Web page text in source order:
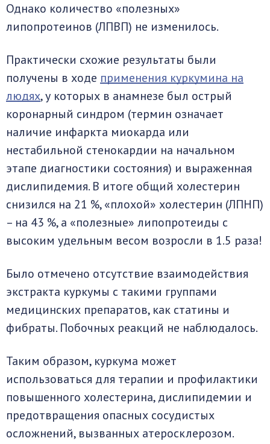
Однако количество «полезных»
липопротеинов (ЛПВП) не изменилось.
Практически схожие результаты были
получены в ходе применения куркумина на
людях, у которых в анамнезе был острый
коронарный синдром (термин означает
наличие инфаркта миокарда или
нестабильной стенокардии на начальном
этапе диагностики состояния) и выраженная
дислипидемия. В итоге общий холестерин
снизился на 21 %, «плохой» холестерин (ЛПНП)
– на 43 %, а «полезные» липопротеиды с
высоким удельным весом возросли в 1.5 раза!
Было отмечено отсутствие взаимодействия
экстракта куркумы с такими группами
медицинских препаратов, как статины и
фибраты. Побочных реакций не наблюдалось.
Таким образом, куркума может
использоваться для терапии и профилактики
повышенного холестерина, дислипидемии и
предотвращения опасных сосудистых
осложнений, вызванных атеросклерозом.